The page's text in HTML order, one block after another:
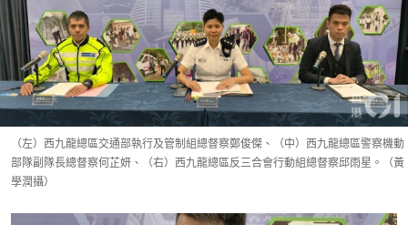
（左）西九龍總區交通部執行及管制組總督察鄭俊傑、（中）西九龍總區警察機動
部隊副隊長總督察何芷妍、（右）西九龍總區反三合會行動組總督察邱雨星。（黃
學潤攝）